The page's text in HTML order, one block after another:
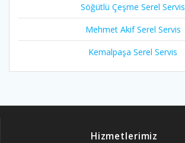
Söğütlü Çeşme Serel Servis
Mehmet Akif Serel Servis
Kemalpaşa Serel Servis
Hizmetlerimiz